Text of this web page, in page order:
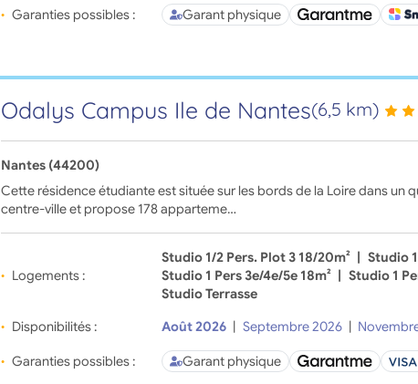
Garanties possibles : Garant physique
Odalys Campus Ile de Nantes(6,5 km)
Nantes (44200)
Cette résidence étudiante est située sur les bords de la Loire dans un
centre-ville et propose 178 apparteme…
Logements :
Studio 1/2 Pers. Plot 3 18/20m² | Studio
Studio 1 Pers 3e/4e/5e 18m² | Studio 1
Studio Terrasse
Disponibilités :
Août 2026 | Septembre 2026 |
Garanties possibles : Garant physique